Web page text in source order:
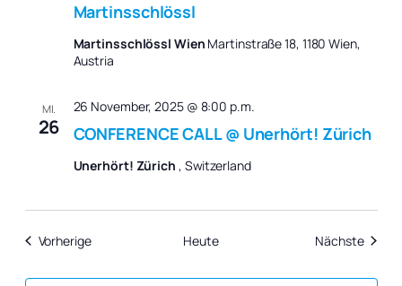
Martinsschlössl
Martinsschlössl Wien Martinstraße 18, 1180 Wien,
Austria
MI.
26 CONFERENCE CALL @ Unerhört! Zürich
26 November, 2025 @ 8:00 p.m.
Unerhört! Zürich , Switzerland
VorherigeVeranstaltungenHeute Nächste